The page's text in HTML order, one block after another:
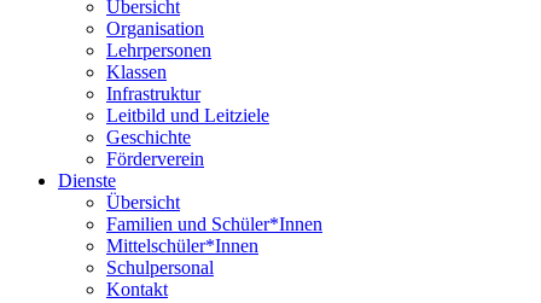
Übersicht
Organisation
Lehrpersonen
Klassen
Infrastruktur
Leitbild und Leitziele
Geschichte
Förderverein
Dienste
Übersicht
Familien und Schüler*Innen
Mittelschüler*Innen
Schulpersonal
Kontakt